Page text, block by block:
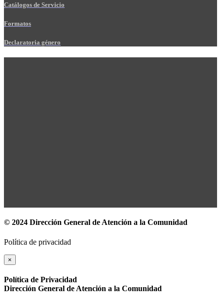
Catálogos de Servicio
Formatos
Declaratoria género
© 2024 Dirección General de Atención a la Comunidad
Política de privacidad
×
Política de Privacidad
Dirección General de Atención a la Comunidad